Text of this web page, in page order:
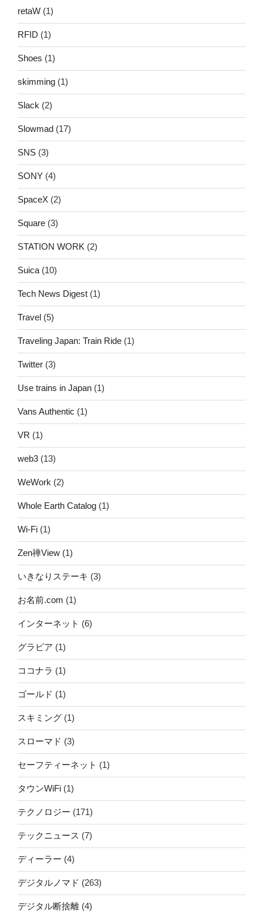
retaW (1)
RFID (1)
Shoes (1)
skimming (1)
Slack (2)
Slowmad (17)
SNS (3)
SONY (4)
SpaceX (2)
Square (3)
STATION WORK (2)
Suica (10)
Tech News Digest (1)
Travel (5)
Traveling Japan: Train Ride (1)
Twitter (3)
Use trains in Japan (1)
Vans Authentic (1)
VR (1)
web3 (13)
WeWork (2)
Whole Earth Catalog (1)
Wi-Fi (1)
Zen禅View (1)
いきなりステーキ (3)
お名前.com (1)
インターネット (6)
グラビア (1)
ココナラ (1)
ゴールド (1)
スキミング (1)
スローマド (3)
セーフティーネット (1)
タウンWiFi (1)
テクノロジー (171)
テックニュース (7)
ディーラー (4)
デジタルノマド (263)
デジタル断捨離 (4)